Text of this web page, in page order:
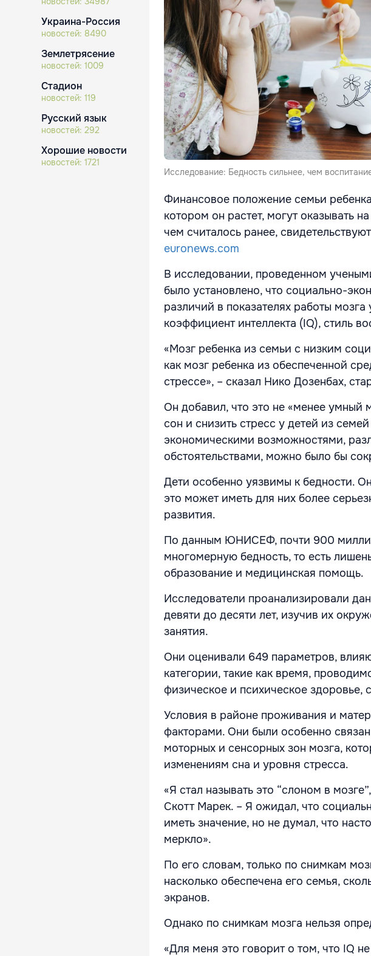
Украина-Россия
новостей: 8490
Землетрясение
новостей: 1009
Стадион
новостей: 119
Русский язык
новостей: 292
Хорошие новости
новостей: 1721
Исследование: Бедность сильнее, чем
Финансовое положение семьи
котором он растет, могут оказывать
чем считалось ранее,
euronews.com
В исследовании, проведенном
было установлено, что социально-
различий в показателях работы
коэффициент интеллекта (IQ), стиль
«Мозг ребенка из семьи с низким
как мозг ребенка из обеспеченной
стрессе», – сказал Нико Дозенбах,
Он добавил, что это не «менее умный
сон и снизить стресс у детей из
экономическими возможностями,
обстоятельствами, можно было бы
Дети особенно уязвимы к бедности.
это может иметь для них более
развития.
По данным ЮНИСЕФ, почти 900
многомерную бедность, то есть
образование и медицинская помощь.
Исследователи проанализировали
девяти до десяти лет, изучив их
занятия.
Они оценивали 649 параметров,
категории, такие как время,
физическое и психическое здоровье,
Условия в районе проживания и
факторами. Они были особенно
моторных и сенсорных зон мозга,
изменениям сна и уровня стресса.
«Я стал называть это “слоном в
Скотт Марек. – Я ожидал, что
иметь значение, но не думал, что
меркло».
По его словам, только по снимкам
насколько обеспечена его семья,
экранов.
Однако по снимкам мозга нельзя
«Для меня это говорит о том, что IQ